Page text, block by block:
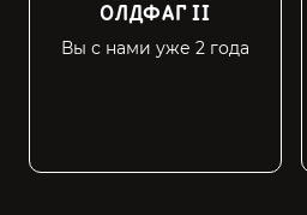
ОЛДФАГ II
Вы с нами уже 2 года